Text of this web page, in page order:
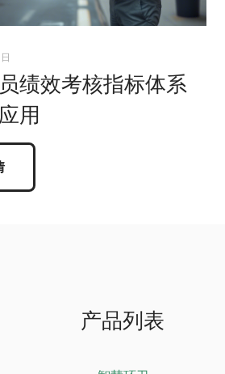
绩效考核指标体系
用
产品列表